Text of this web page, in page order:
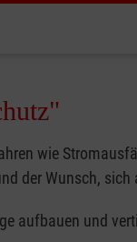
wie
der Wunsch,
aufbauen und